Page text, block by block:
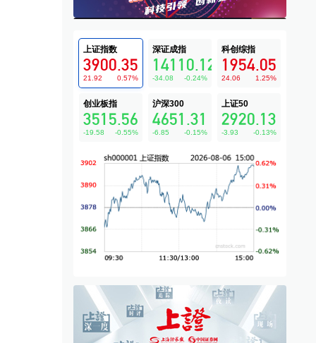
上证指数
3900.35
21.92 0.57%
深证成指
14110.12
-34.08 -0.24%
科创综指
1954.05
24.06 1.25%
创业板指
3515.56
-19.58 -0.55%
沪深300
4651.31
-6.85 -0.15%
上证50
2920.13
-3.93 -0.13%